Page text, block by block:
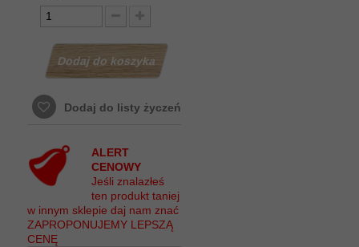
Dodaj do koszyka
Dodaj do listy życzeń
ALERT
CENOWY
Jeśli znalazłeś
ten produkt taniej
w innym sklepie daj nam znać
ZAPROPONUJEMY LEPSZĄ
CENĘ